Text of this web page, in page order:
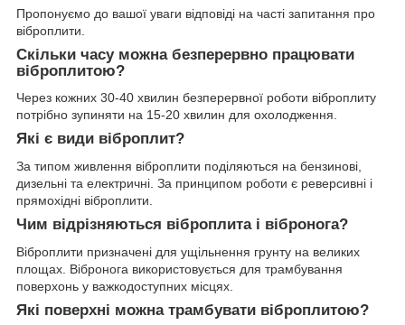
Пропонуємо до вашої уваги відповіді на часті запитання про
віброплити.
Скільки часу можна безперервно працювати
віброплитою?
Через кожних 30-40 хвилин безперервної роботи віброплиту
потрібно зупиняти на 15-20 хвилин для охолодження.
Які є види віброплит?
За типом живлення віброплити поділяються на бензинові,
дизельні та електричні. За принципом роботи є реверсивні і
прямохідні віброплити.
Чим відрізняються віброплита і вібронога?
Віброплити призначені для ущільнення грунту на великих
площах. Вібронога використовується для трамбування
поверхонь у важкодоступних місцях.
Які поверхні можна трамбувати віброплитою?